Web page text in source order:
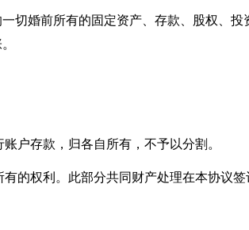
切婚前所有的固定资产、存款、股权、
户存款，归各自所有，不予以分割。
的权利。此部分共同财产处理在本协议